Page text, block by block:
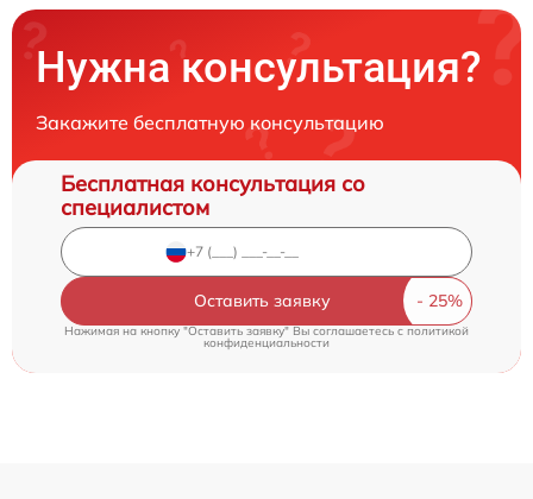
Нужна консультация?
Закажите бесплатную консультацию
Бесплатная консультация со
специалистом
Оставить заявку
Нажимая на кнопку "Оставить заявку" Вы соглашаетесь cполитикой
конфиденциальности